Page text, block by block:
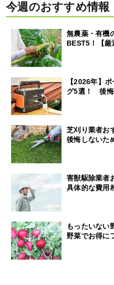
今週のおすすめ情報
無農薬・有機
BEST5！【厳
【2026年】
グ5選！ 後悔
芝刈り業者お
後悔しないた
害獣駆除業者
具体的な費用
もったいない
野菜でお得に